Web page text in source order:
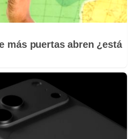
más puertas abren ¿está